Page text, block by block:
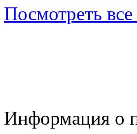
Посмотреть
Информация о